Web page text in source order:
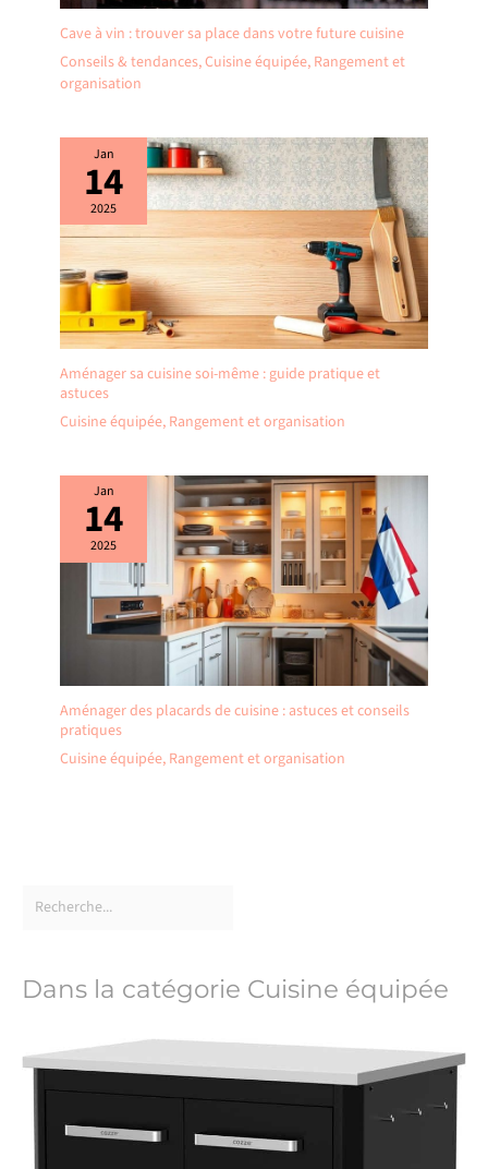
Cave à vin : trouver sa place dans votre future cuisine
Conseils & tendances,Cuisine équipée, Rangement et
organisation
Jan
14
2025
Aménager sa cuisine soi-même : guide pratique et
astuces
Cuisine équipée, Rangement et organisation
Jan
14
2025
Aménager des placards de cuisine : astuces et conseils
pratiques
Cuisine équipée, Rangement et organisation
Dans la catégorie Cuisine équipée